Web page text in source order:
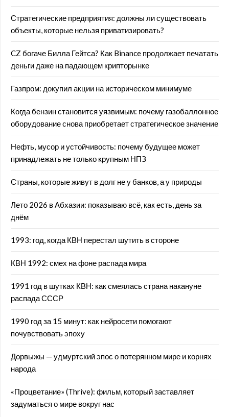
Стратегические предприятия: должны ли существовать
объекты, которые нельзя приватизировать?
CZ богаче Билла Гейтса? Как Binance продолжает печатать
деньги даже на падающем крипторынке
Газпром: докупил акции на историческом минимуме
Когда бензин становится уязвимым: почему газобаллонное
оборудование снова приобретает стратегическое значение
Нефть, мусор и устойчивость: почему будущее может
принадлежать не только крупным НПЗ
Страны, которые живут в долг не у банков, а у природы
Лето 2026 в Абхазии: показываю всё, как есть, день за
днём
1993: год, когда КВН перестал шутить в стороне
КВН 1992: смех на фоне распада мира
1991 год в шутках КВН: как смеялась страна накануне
распада СССР
1990 год за 15 минут: как нейросети помогают
почувствовать эпоху
Дорвыжы — удмуртский эпос о потерянном мире и корнях
народа
«Процветание» (Thrive): фильм, который заставляет
задуматься о мире вокруг нас